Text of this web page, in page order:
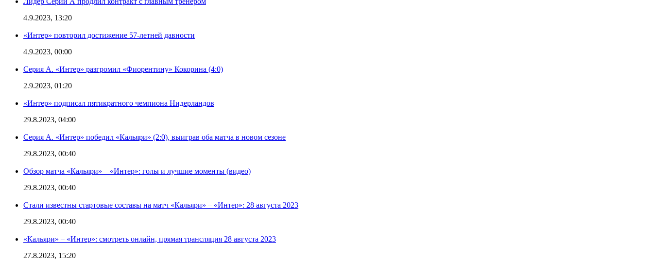
4.9.2023, 13:20
«Интер» повторил достижение 57-летней давности
4.9.2023, 00:00
Серия А. «Интер» разгромил «Фиорентину» Кокорина (4:0)
2.9.2023, 01:20
«Интер» подписал пятикратного чемпиона Нидерландов
29.8.2023, 04:00
Серия А. «Интер» победил «Кальяри» (2:0), выиграв оба матча в новом сезоне
29.8.2023, 00:40
Обзор матча «Кальяри» – «Интер»: голы и лучшие моменты (видео)
29.8.2023, 00:40
Стали известны стартовые составы на матч «Кальяри» – «Интер»: 28 августа 2023
29.8.2023, 00:40
«Кальяри» – «Интер»: смотреть онлайн, прямая трансляция 28 августа 2023
27.8.2023, 15:20